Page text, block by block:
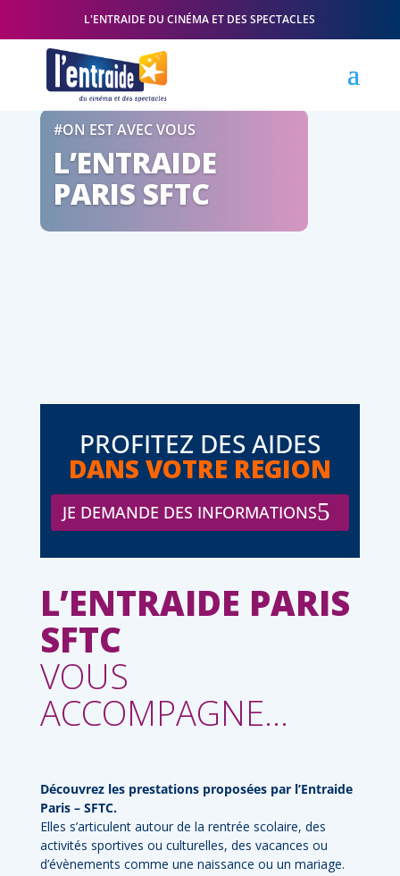
L'ENTRAIDE DU CINÉMA ET DES SPECTACLES
#ON EST AVEC VOUS
L’ENTRAIDE
PARIS SFTC
PROFITEZ DES AIDES
DANS VOTRE REGION
JE DEMANDE DES INFORMATIONS
L’ENTRAIDE PARIS
SFTC
VOUS
ACCOMPAGNE…
Découvrez les prestations proposées par l’Entraide
Paris – SFTC.
Elles s’articulent autour de la rentrée scolaire, des
activités sportives ou culturelles, des vacances ou
d’évènements comme une naissance ou un mariage.